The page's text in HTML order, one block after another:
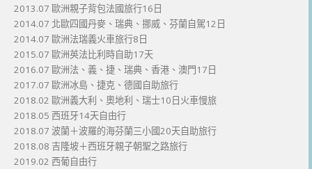
2013.07 歐洲親子背包法國旅行16日
2014.07 北歐四國丹麥、瑞典、挪威、芬蘭自駕12日
2014.07 歐洲法瑞義火車旅行8日
2015.07 歐洲英法比利時自助17天
2016.07 歐洲法、義、捷、瑞典、香港、澳門17日
2017.07 歐洲冰島、捷克、德國自助旅行
2018.02 歐洲義大利、奧地利、瑞士10日火車慢旅
2018.05 西班牙14天自由行
2018.07 波蘭＋波羅的海芬蘭三小國20天自助旅行
2018.08 吉隆坡＋西班牙親子朝聖之路旅行
2019.02 西葡自由行